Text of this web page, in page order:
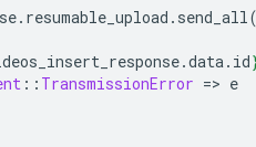
. resumable_upload . send_all
.data. id
:: TransmissionError => e